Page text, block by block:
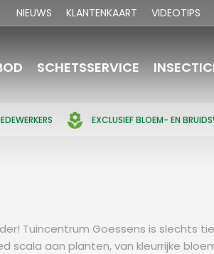
EXCLUSIEF BLOEM- EN
NIEUWS KLANTENKAART VIDEOTIPS
SCHETSSERVICE
Tuincentrum Goessens is slechts
aan planten, van kleurrijke